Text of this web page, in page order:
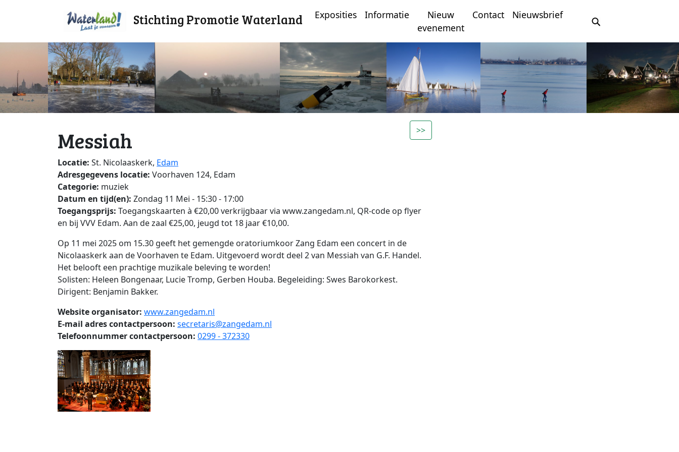
Stichting Promotie Waterland Exposities Informatie
Nieuw
evenement
Contact Nieuwsbrief
Messiah >>
Locatie: St. Nicolaaskerk, Edam
Adresgegevens locatie: Voorhaven 124, Edam
Categorie: muziek
Datum en tijd(en): Zondag 11 Mei - 15:30 - 17:00
Toegangsprijs: Toegangskaarten à €20,00 verkrijgbaar via www.zangedam.nl, QR-code op flyer
en bij VVV Edam. Aan de zaal €25,00, jeugd tot 18 jaar €10,00.
Op 11 mei 2025 om 15.30 geeft het gemengde oratoriumkoor Zang Edam een concert in de
Nicolaaskerk aan de Voorhaven te Edam. Uitgevoerd wordt deel 2 van Messiah van G.F. Handel.
Het belooft een prachtige muzikale beleving te worden!
Solisten: Heleen Bongenaar, Lucie Tromp, Gerben Houba. Begeleiding: Swes Barokorkest.
Dirigent: Benjamin Bakker.
Website organisator: www.zangedam.nl
E-mail adres contactpersoon: secretaris@zangedam.nl
Telefoonnummer contactpersoon: 0299 - 372330